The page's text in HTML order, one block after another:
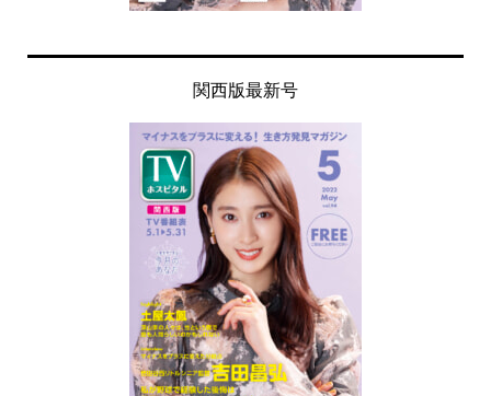
関西版最新号